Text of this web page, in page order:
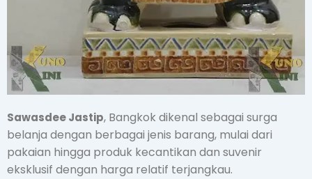
Sawasdee Jastip, Bangkok dikenal sebagai surga
belanja dengan berbagai jenis barang, mulai dari
pakaian hingga produk kecantikan dan suvenir
eksklusif dengan harga relatif terjangkau.